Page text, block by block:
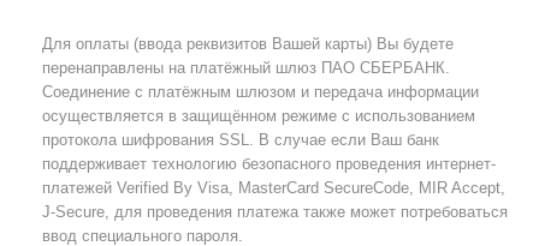
Для оплаты (ввода реквизитов Вашей карты) Вы будете
перенаправлены на платёжный шлюз ПАО СБЕРБАНК.
Соединение с платёжным шлюзом и передача информации
осуществляется в защищённом режиме с использованием
протокола шифрования SSL. В случае если Ваш банк
поддерживает технологию безопасного проведения интернет-
платежей Verified By Visa, MasterCard SecureCode, MIR Accept,
J-Secure, для проведения платежа также может потребоваться
ввод специального пароля.